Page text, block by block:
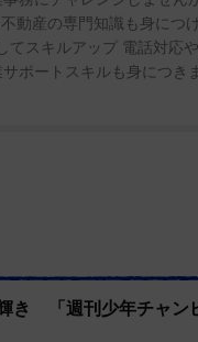
動産の専門知識も身につ
スキルアップ 電話対応
ポートスキルも身につき
き 「週刊少年チャン